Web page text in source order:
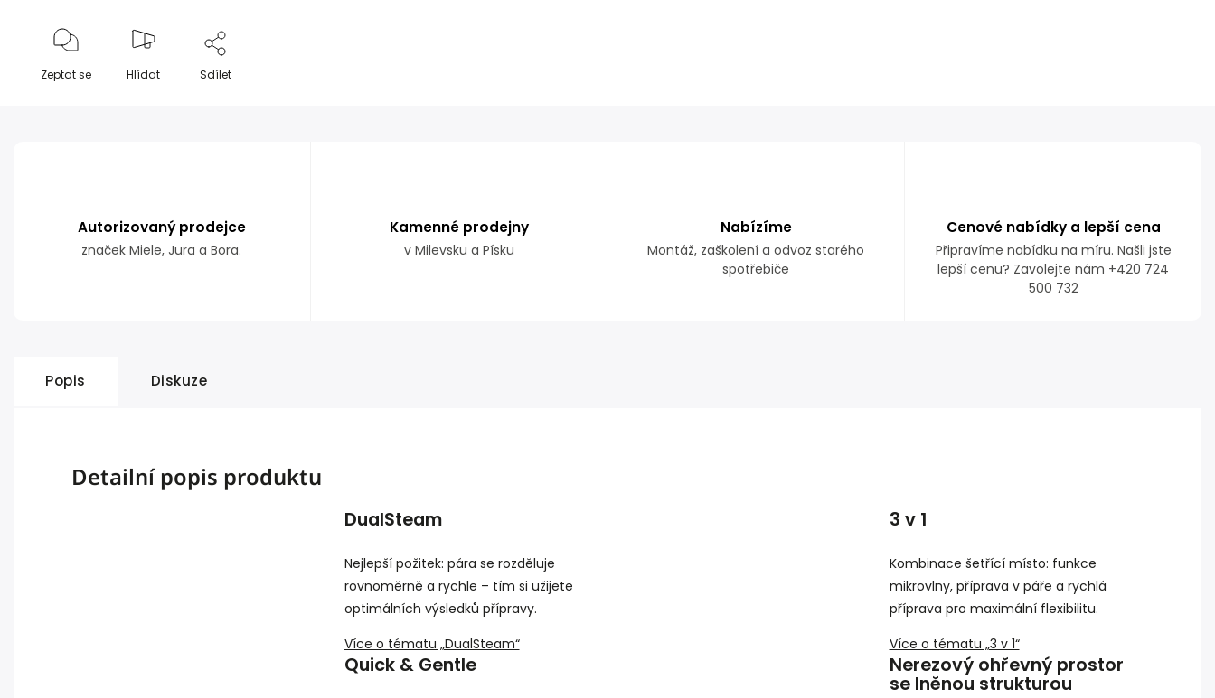
Zeptat se Hlídat Sdílet
Autorizovaný prodejce
značek Miele, Jura a Bora.
Kamenné prodejny
v Milevsku a Písku
Nabízíme
Montáž, zaškolení a odvoz starého
spotřebiče
Cenové nabídky a lepší cena
Připravíme nabídku na míru. Našli jste
lepší cenu? Zavolejte nám +420 724
500 732
Popis Diskuze
Detailní popis produktu
DualSteam
Nejlepší požitek: pára se rozděluje
rovnoměrně a rychle – tím si užijete
optimálních výsledků přípravy.
Více o tématu „DualSteam“
3 v 1
Kombinace šetřící místo: funkce
mikrovlny, příprava v páře a rychlá
příprava pro maximální flexibilitu.
Více o tématu „3 v 1“
Quick & Gentle Nerezový ohřevný prostor
se lněnou strukturou